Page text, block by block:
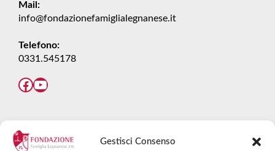
Gestisci Consenso
Mail:
info@fondazionefamiglialegnanese.it
Telefono:
0331.545178
Facebook YouTube
DIVENTA DONATORE